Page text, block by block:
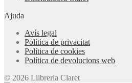
Ajuda
Avís legal
Política de privacitat
Política de cookies
Política de devolucions web
© 2026 Llibreria Claret